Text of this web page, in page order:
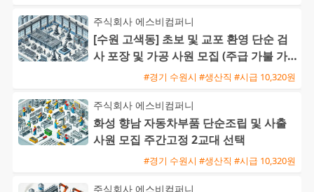
주식회사 에스비컴퍼니
[수원 고색동] 초보 및 교포 환영 단순 검
사 포장 및 가공 사원 모집 (주급 가불 가
#경기 수원시 #생산직 #시급 10,320원
주식회사 에스비컴퍼니
화성 향남 자동차부품 단순조립 및 사출
사원 모집 주간고정 2교대 선택
#경기 수원시 #생산직 #시급 10,320원
주식회사 에스비컴퍼니